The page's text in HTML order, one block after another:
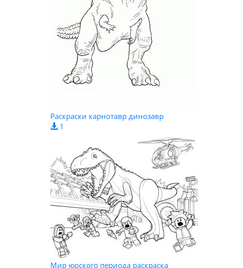
Раскраски карнотавр динозавр
1
Мир юрского периода раскраска